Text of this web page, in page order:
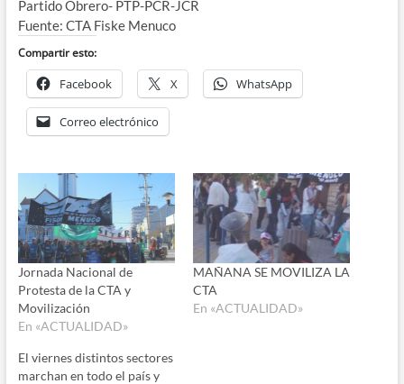
Partido Obrero- PTP-PCR-JCR
Fuente: CTA Fiske Menuco
Compartir esto:
Facebook X WhatsApp
Correo electrónico
Jornada Nacional de
Protesta de la CTA y
Movilización
En «ACTUALIDAD»
MAÑANA SE MOVILIZA LA
CTA
En «ACTUALIDAD»
El viernes distintos sectores
marchan en todo el país y